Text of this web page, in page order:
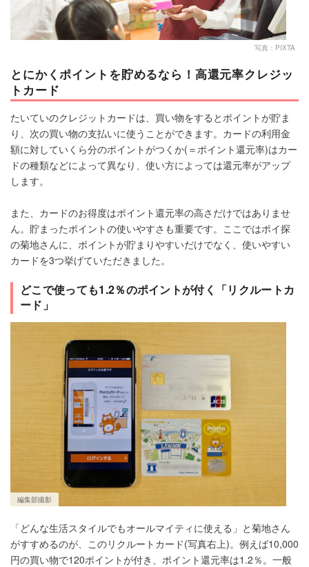
写真：PIXTA
とにかくポイントを貯めるなら！高還元率クレジッ
トカード
たいていのクレジットカードは、買い物をするとポイントが貯ま
り、次の買い物の支払いに使うことができます。カードの利用金
額に対していくら分のポイントがつくか(＝ポイント還元率)はカー
ドの種類などによって異なり、使い方によっては還元率がアップ
します。
また、カードのお得度はポイント還元率の高さだけではありませ
ん。貯まったポイントの使いやすさも重要です。ここではポイ探
の菊地さんに、ポイントが貯まりやすいだけでなく、使いやすい
カードを3つ挙げていただきました。
どこで使っても1.2％のポイントが付く「リクルートカ
ード」
編集部撮影
「どんな生活スタイルでもオールマイティに使える」と菊地さん
がすすめるのが、このリクルートカード(写真右上)。例えば10,000
円の買い物で120ポイントが付き、ポイント還元率は1.2％。一般